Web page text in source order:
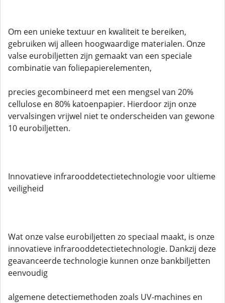
Om een ​​unieke textuur en kwaliteit te bereiken,
gebruiken wij alleen hoogwaardige materialen. Onze
valse eurobiljetten zijn gemaakt van een speciale
combinatie van foliepapierelementen,
precies gecombineerd met een mengsel van 20%
cellulose en 80% katoenpapier. Hierdoor zijn onze
vervalsingen vrijwel niet te onderscheiden van gewone
10 eurobiljetten.
Innovatieve infrarooddetectietechnologie voor ultieme
veiligheid
Wat onze valse eurobiljetten zo speciaal maakt, is onze
innovatieve infrarooddetectietechnologie. Dankzij deze
geavanceerde technologie kunnen onze bankbiljetten
eenvoudig
algemene detectiemethoden zoals UV-machines en